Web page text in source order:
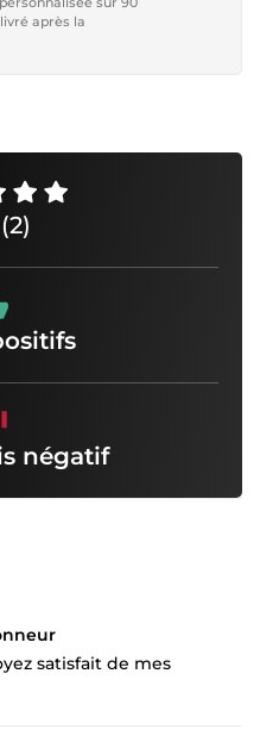
après la
(2)
négatif
satisfait de mes